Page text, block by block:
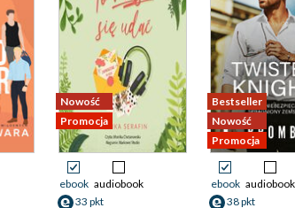
Nowość
Promocja
ebook audiobook
33 pkt
Bestseller
Nowość
Promocja
ebook audiobook
38 pkt